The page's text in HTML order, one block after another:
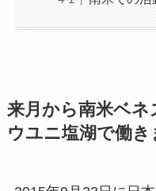
来月から南米ベ
ウユニ塩湖で働き